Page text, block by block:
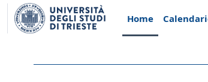
Vai al contenuto principale
Home